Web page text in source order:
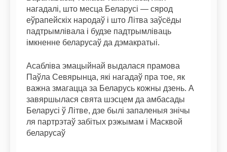
нагадалі, што месца Беларусі — сярод
еўрапейскіх народаў і што Літва заўсёды
падтрымлівала і будзе падтрымліваць
імкненне беларусаў да дэмакратыі.
Асабліва эмацыйнай выдалася прамова
Паўла Севярынца, які нагадаў пра тое, як
важна змагацца за Беларусь кожны дзень. А
завяршылася свята шэсцем да амбасады
Беларусі ў Літве, дзе былі запаленыя знічы
ля партрэтаў забітых рэжымам і Масквой
беларусаў